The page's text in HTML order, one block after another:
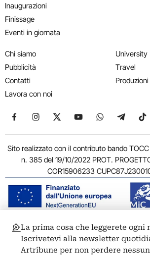
Inaugurazioni
Finissage
Eventi in giornata
Chi siamo
Pubblicità
Contatti
Lavora con noi
University
Travel
Produzioni
Seguici su Facebook
Seguici su Instagram
Seguici su X
Seguici su YouTube
Seguici su
Seguici
Sito realizzato con il contributo bando
n. 385 del 19/10/2022 PROT.
COR15906233
© 2011-2026 ARTRIBUNE srl – Corso Vittorio
00186 Roma - P.I. 11381581005
Privacy: Responsabile della protezione dei
La prima cosa che leggerete ogni
Iscrivetevi alla newsletter
Artribune per non perdere